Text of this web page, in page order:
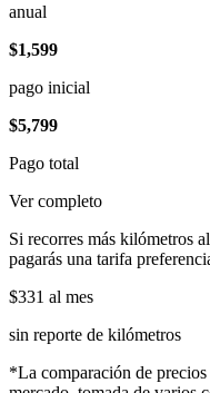
anual
$1,599
pago inicial
$5,799
Pago total
Ver completo
Si recorres más kilómetros
pagarás una tarifa
$331 al mes
sin reporte de kilómetros
*La comparación de